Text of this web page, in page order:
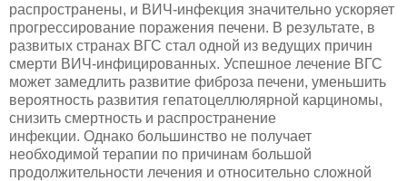
распространены, и ВИЧ-инфекция значительно ускоряет
прогрессирование поражения печени. В результате, в
развитых странах ВГС стал одной из ведущих причин
смерти ВИЧ-инфицированных. Успешное лечение ВГС
может замедлить развитие фиброза печени, уменьшить
вероятность развития гепатоцеллюлярной карциномы,
снизить смертность и распространение
инфекции. Однако большинство не получает
необходимой терапии по причинам большой
продолжительности лечения и относительно сложной